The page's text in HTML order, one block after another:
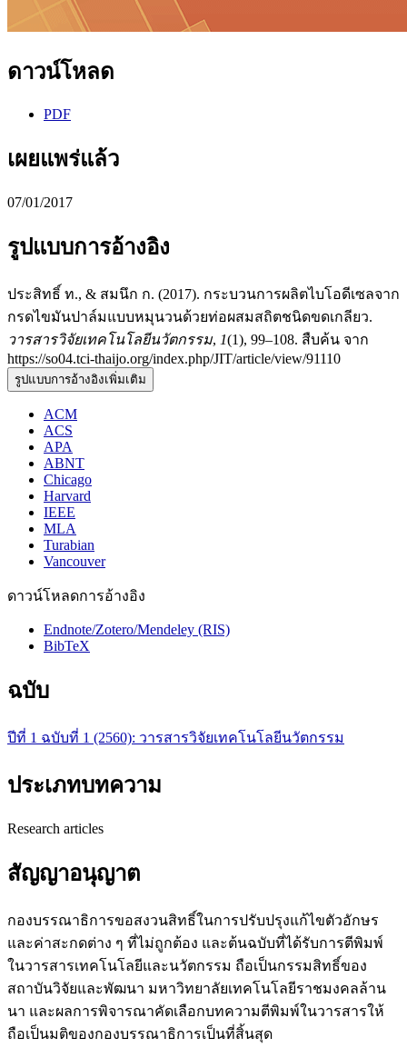
ดาวน์โหลด
PDF
เผยแพร่แล้ว
07/01/2017
รูปแบบการอ้างอิง
ประสิทธิ์ ท., & สมนึก ก. (2017). กระบวนการผลิตไบโอดีเซลจาก
กรดไขมันปาล์มแบบหมุนวนด้วยท่อผสมสถิตชนิดขดเกลียว.
วารสารวิจัยเทคโนโลยีนวัตกรรม, 1(1), 99–108. สืบค้น จาก
https://so04.tci-thaijo.org/index.php/JIT/article/view/91110
รูปแบบการอ้างอิงเพิ่มเติม
ACM
ACS
APA
ABNT
Chicago
Harvard
IEEE
MLA
Turabian
Vancouver
ดาวน์โหลดการอ้างอิง
Endnote/Zotero/Mendeley (RIS)
BibTeX
ฉบับ
ปีที่ 1 ฉบับที่ 1 (2560): วารสารวิจัยเทคโนโลยีนวัตกรรม
ประเภทบทความ
Research articles
สัญญาอนุญาต
กองบรรณาธิการขอสงวนสิทธิ์ในการปรับปรุงแก้ไขตัวอักษร
และค่าสะกดต่าง ๆ ที่ไม่ถูกต้อง และต้นฉบับที่ได้รับการตีพิมพ์
ในวารสารเทคโนโลยีและนวัตกรรม ถือเป็นกรรมสิทธิ์ของ
สถาบันวิจัยและพัฒนา มหาวิทยาลัยเทคโนโลยีราชมงคลล้าน
นา และผลการพิจารณาคัดเลือกบทความตีพิมพ์ในวารสารให้
ถือเป็นมติของกองบรรณาธิการเป็นที่สิ้นสุด